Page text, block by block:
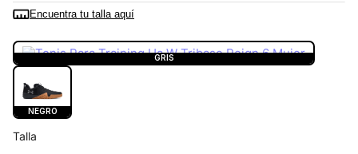
Encuentra tu talla aquí
GRIS
NEGRO
Talla